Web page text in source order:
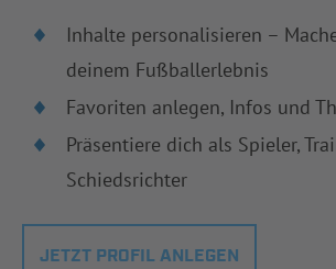
Inhalte personalisieren –
deinem Fußballerlebnis
Favoriten anlegen, Infos und
Präsentiere dich als Spieler,
Schiedsrichter
JETZT PROFIL ANLEGEN